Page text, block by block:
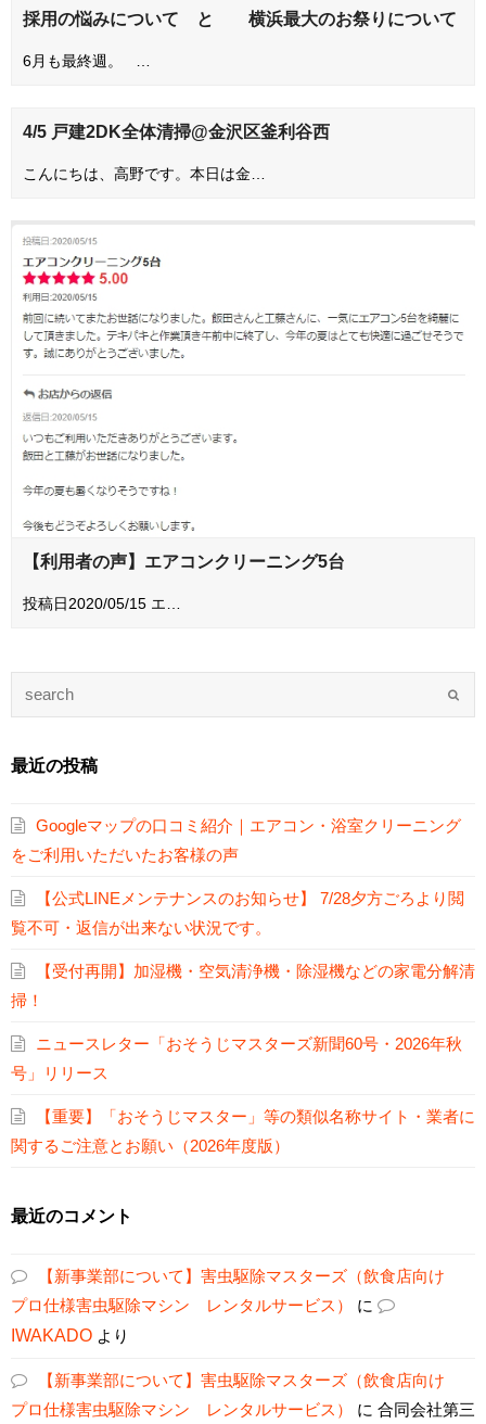
採用の悩みについて と 横浜最大のお祭りについて
6月も最終週。 …
4/5 戸建2DK全体清掃@金沢区釜利谷西
こんにちは、高野です。本日は金…
【利用者の声】エアコンクリーニング5台
投稿日2020/05/15 エ…
最近の投稿
Googleマップの口コミ紹介｜エアコン・浴室クリーニング
をご利用いただいたお客様の声
【公式LINEメンテナンスのお知らせ】 7/28夕方ごろより閲
覧不可・返信が出来ない状況です。
【受付再開】加湿機・空気清浄機・除湿機などの家電分解清
掃！
ニュースレター「おそうじマスターズ新聞60号・2026年秋
号」リリース
【重要】「おそうじマスター」等の類似名称サイト・業者に
関するご注意とお願い（2026年度版）
最近のコメント
【新事業部について】害虫駆除マスターズ（飲食店向け
プロ仕様害虫駆除マシン レンタルサービス）
に
IWAKADO より
【新事業部について】害虫駆除マスターズ（飲食店向け
プロ仕様害虫駆除マシン レンタルサービス）
に 合同会社第三